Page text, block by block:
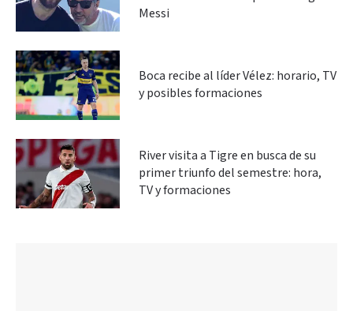
Messi
Boca recibe al líder Vélez: horario, TV
y posibles formaciones
River visita a Tigre en busca de su
primer triunfo del semestre: hora,
TV y formaciones